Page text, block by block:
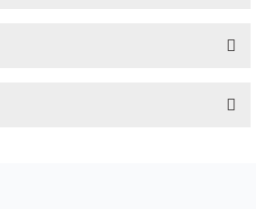
ederiz.